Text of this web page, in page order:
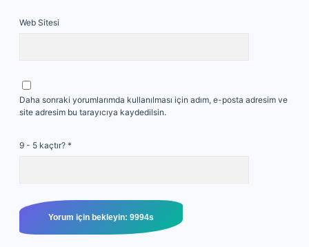
Web Sitesi
Daha sonraki yorumlarımda kullanılması için adım, e-posta adresim ve
site adresim bu tarayıcıya kaydedilsin.
9 - 5 kaçtır? *